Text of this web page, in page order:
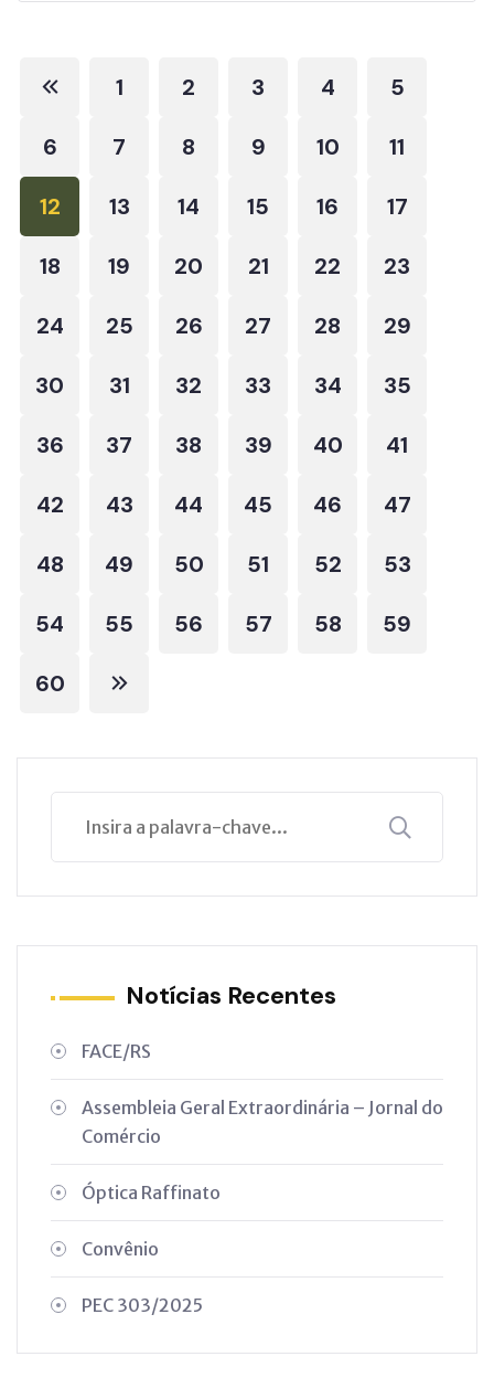
1 2 3 4 5
6 7 8 9 10 11
12 13 14 15 16 17
18 19 20 21 22 23
24 25 26 27 28 29
30 31 32 33 34 35
36 37 38 39 40 41
42 43 44 45 46 47
48 49 50 51 52 53
54 55 56 57 58 59
60
Notícias Recentes
FACE/RS
Assembleia Geral Extraordinária – Jornal do
Comércio
Óptica Raffinato
Convênio
PEC 303/2025